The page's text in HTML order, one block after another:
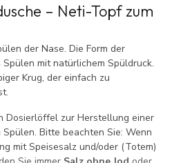
– Neti-Topf zum
der Nase. Die Form der
mit natürlichem Spüldruck.
Krug, der einfach zu
Dosierlöffel zur Herstellung einer
Bitte beachten Sie: Wenn
mit Speisesalz und/oder (Totem)